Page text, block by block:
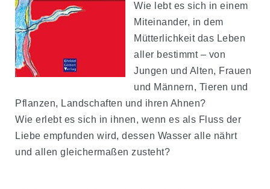
Wie lebt es sich in einem
Miteinander, in dem
Mütterlichkeit das Leben
aller bestimmt – von
Jungen und Alten, Frauen
und Männern, Tieren und
Pflanzen, Landschaften und ihren Ahnen?
Wie erlebt es sich in ihnen, wenn es als Fluss der
Liebe empfunden wird, dessen Wasser alle nährt
und allen gleichermaßen zusteht?